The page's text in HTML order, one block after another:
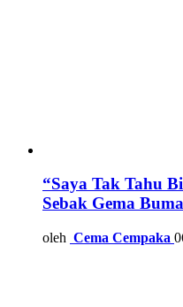
“Saya Tak Tahu
Sebak Gema
oleh Cema Cempaka